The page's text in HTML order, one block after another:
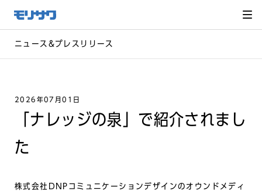
メ
ニュー
飛ばし
へ移動
ニュース&プレスリリース
2026年07月01日
「ナレッジの泉」で紹介されまし
た
株式会社DNPコミュニケーションデザインのオウンドメディ